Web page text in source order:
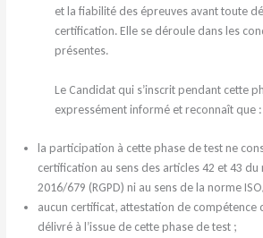
et la fiabilité des épreuves avant toute
certification. Elle se déroule dans les
présentes.
Le Candidat qui s’inscrit pendant cette
expressément informé et reconnaît que :
la participation à cette phase de test ne
certification au sens des articles 42 et 43 du
2016/679 (RGPD) ni au sens de la norme
aucun certificat, attestation de compétence
délivré à l’issue de cette phase de test ;